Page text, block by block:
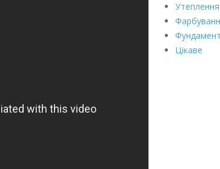
Утеплення
Фундамент
Цікаве